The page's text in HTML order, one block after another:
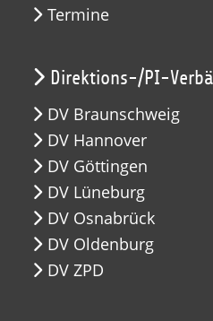
Termine
Direktions-/PI-
DV Braunschweig
DV Hannover
DV Göttingen
DV Lüneburg
DV Osnabrück
DV Oldenburg
DV ZPD